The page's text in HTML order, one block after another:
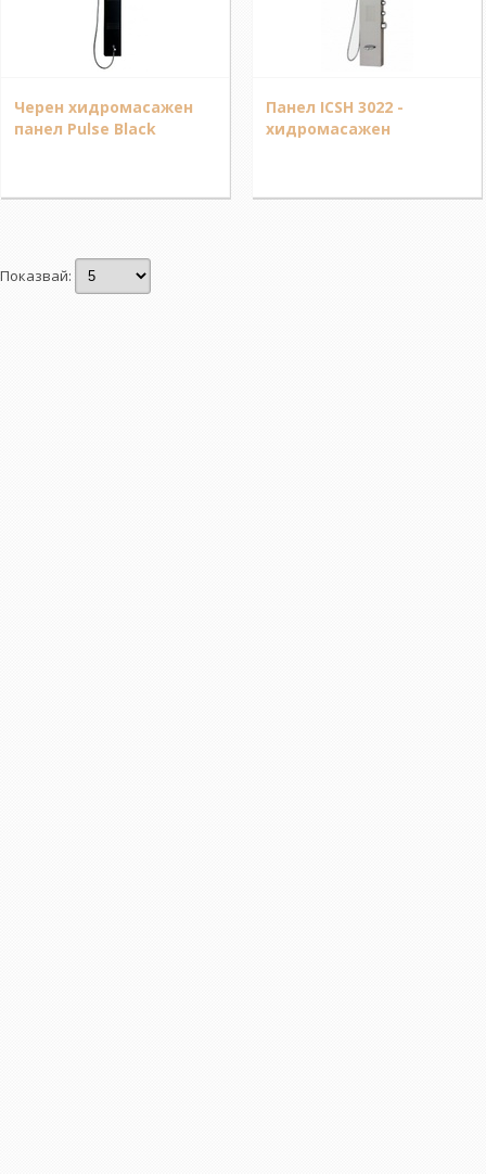
Черен хидромасажен
панел Pulse Black
Панел ICSH 3022 -
хидромасажен
Показвай: